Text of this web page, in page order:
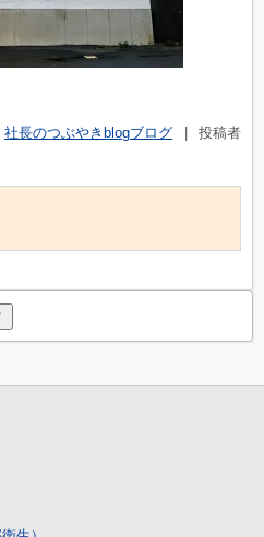
社長のつぶやきblogブログ
投稿者